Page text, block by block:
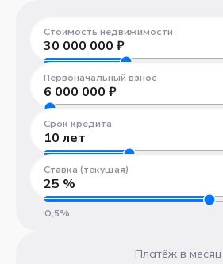
Стоимость недвижимости
30 000 000 ₽
300 000 ₽
Первоначальный взнос
6 000 000 ₽
300 000 ₽
Срок кредита
10 лет
1 год
Ставка (текущая)
25 %
0,5%
Платёж в месяц